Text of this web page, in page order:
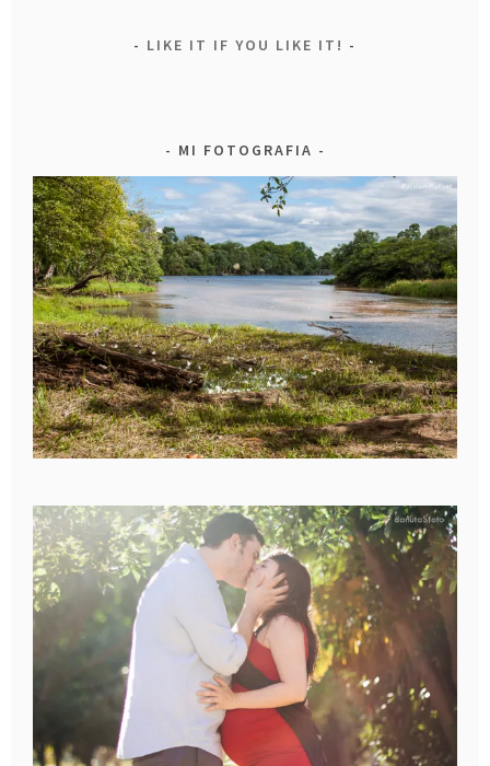
LIKE IT IF YOU LIKE IT!
MI FOTOGRAFIA